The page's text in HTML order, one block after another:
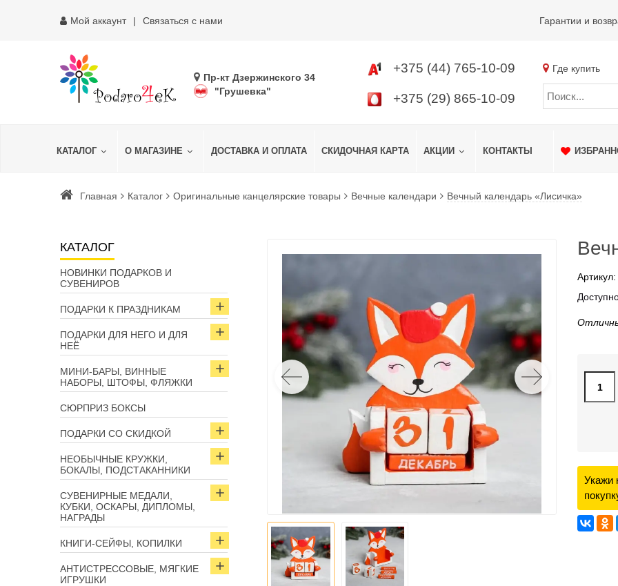
Мой аккаунт Связаться с нами Гарантии и
Пр-кт Дзержинского 34
"Грушевка"
+375 (44) 765-10-09
+375 (29) 865-10-09
Где купить
КАТАЛОГ О МАГАЗИНЕ ДОСТАВКА И ОПЛАТА СКИДОЧНАЯ КАРТА АКЦИИ КОНТАКТЫ
Главная Каталог Оригинальные канцелярские товары Вечные календари Вечный календарь «Лисичка»
КАТАЛОГ
НОВИНКИ ПОДАРКОВ И
СУВЕНИРОВ
ПОДАРКИ К ПРАЗДНИКАМ
ПОДАРКИ ДЛЯ НЕГО И ДЛЯ
НЕЁ
МИНИ-БАРЫ, ВИННЫЕ
НАБОРЫ, ШТОФЫ, ФЛЯЖКИ
СЮРПРИЗ БОКСЫ
ПОДАРКИ СО СКИДКОЙ
НЕОБЫЧНЫЕ КРУЖКИ,
БОКАЛЫ, ПОДСТАКАННИКИ
СУВЕНИРНЫЕ МЕДАЛИ,
КУБКИ, ОСКАРЫ, ДИПЛОМЫ,
НАГРАДЫ
КНИГИ-СЕЙФЫ, КОПИЛКИ
АНТИСТРЕССОВЫЕ, МЯГКИЕ
ИГРУШКИ
Артикул:
Укажи